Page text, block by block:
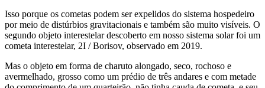
Isso porque os cometas podem ser expelidos do sistema hospedeiro
por meio de distúrbios gravitacionais e também são muito visíveis. O
segundo objeto interestelar descoberto em nosso sistema solar foi um
cometa interestelar, 2I / Borisov, observado em 2019.
Mas o objeto em forma de charuto alongado, seco, rochoso e
avermelhado, grosso como um prédio de três andares e com metade